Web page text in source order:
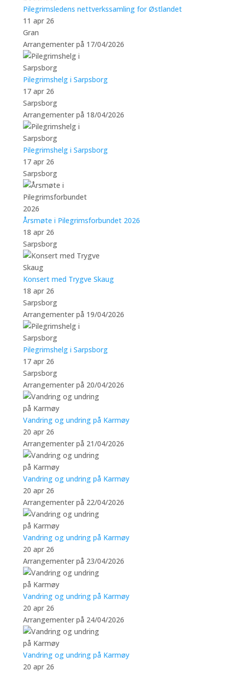
Pilegrimsledens nettverkssamling for Østlandet
11 apr 26
Gran
Arrangementer på 17/04/2026
Pilegrimshelg i Sarpsborg
17 apr 26
Sarpsborg
Arrangementer på 18/04/2026
Pilegrimshelg i Sarpsborg
17 apr 26
Sarpsborg
Årsmøte i Pilegrimsforbundet 2026
18 apr 26
Sarpsborg
Konsert med Trygve Skaug
18 apr 26
Sarpsborg
Arrangementer på 19/04/2026
Pilegrimshelg i Sarpsborg
17 apr 26
Sarpsborg
Arrangementer på 20/04/2026
Vandring og undring på Karmøy
20 apr 26
Arrangementer på 21/04/2026
Vandring og undring på Karmøy
20 apr 26
Arrangementer på 22/04/2026
Vandring og undring på Karmøy
20 apr 26
Arrangementer på 23/04/2026
Vandring og undring på Karmøy
20 apr 26
Arrangementer på 24/04/2026
Vandring og undring på Karmøy
20 apr 26